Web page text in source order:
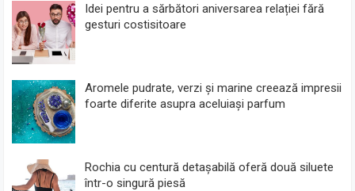
Idei pentru a sărbători aniversarea relației fără
gesturi costisitoare
Aromele pudrate, verzi și marine creează impresii
foarte diferite asupra aceluiași parfum
Rochia cu centură detașabilă oferă două siluete
într-o singură piesă